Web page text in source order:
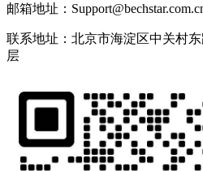
邮箱地址：
联系地址：北京市海淀区中关村
层